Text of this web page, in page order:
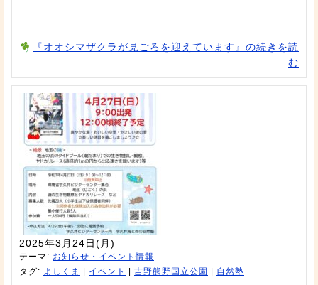
『オオシマザクラが見ごろを迎えています』の続きを読
む
2025年3月24日(月)
テーマ: お知らせ・イベント情報
タグ: よしくま イベント 吉野熊野国立公園 自然塾